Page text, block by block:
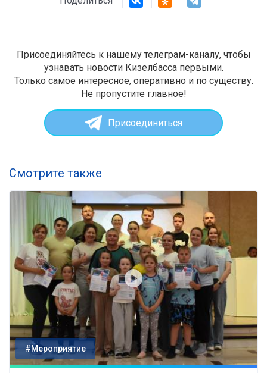
Присоединяйтесь к нашему телеграм-каналу, чтобы
узнавать новости Кизелбасса первыми.
Только самое интересное, оперативно и по существу.
Не пропустите главное!
Присоединиться
Смотрите также
#Мероприятие